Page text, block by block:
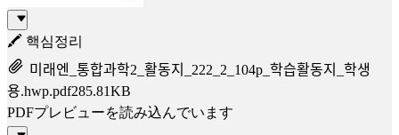
🖍️ 핵심정리
미래엔_통합과학2_활동지_222_2_104p_학습활동지_학생
용.hwp.pdf285.81KB
PDFプレビューを読み込んでいます